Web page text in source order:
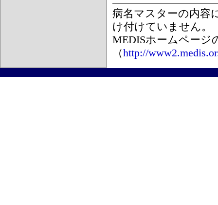
病名マスターの内容
け付けていません。
MEDISホームページ
（http://